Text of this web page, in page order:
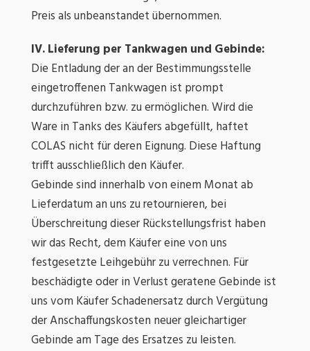
Preis als unbeanstandet übernommen.
IV. Lieferung per Tankwagen und Gebinde:
Die Entladung der an der Bestimmungsstelle
eingetroffenen Tankwagen ist prompt
durchzuführen bzw. zu ermöglichen. Wird die
Ware in Tanks des Käufers abgefüllt, haftet
COLAS nicht für deren Eignung. Diese Haftung
trifft ausschließlich den Käufer.
Gebinde sind innerhalb von einem Monat ab
Lieferdatum an uns zu retournieren, bei
Überschreitung dieser Rückstellungsfrist haben
wir das Recht, dem Käufer eine von uns
festgesetzte Leihgebühr zu verrechnen. Für
beschädigte oder in Verlust geratene Gebinde ist
uns vom Käufer Schadenersatz durch Vergütung
der Anschaffungskosten neuer gleichartiger
Gebinde am Tage des Ersatzes zu leisten.